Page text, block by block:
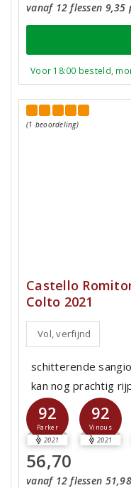
vanaf 12 flessen 9,35
Voor 18:00 besteld,
(1 beoordeling)
Castello
Colto 2021
Vol, verfijnd
schitterende
kan nog prachtig
92
Parker
2021
92
Vinous
2021
56,70
vanaf 12 flessen